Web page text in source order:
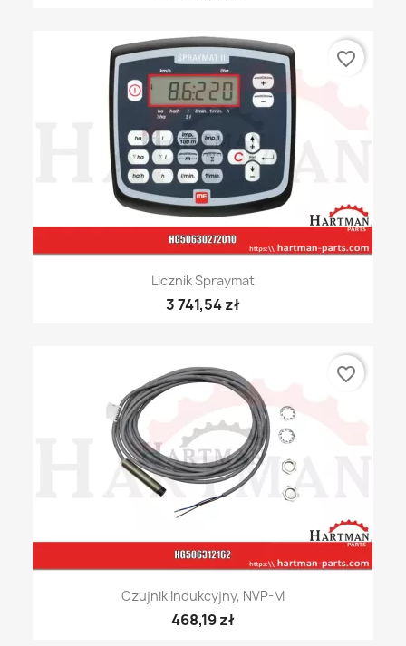
Licznik Spraymat
3 741,54 zł
favorite_border
Czujnik Indukcyjny, NVP-M
468,19 zł
favorite_border